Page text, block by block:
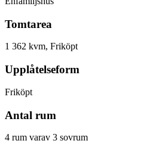
Tomtarea
1 362 kvm, Friköpt
Upplåtelseform
Friköpt
Antal rum
4 rum varav 3 sovrum